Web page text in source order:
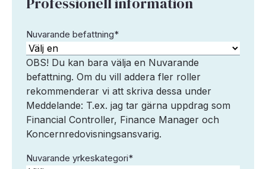
Nuvarande befattning*
OBS! Du kan bara välja en Nuvarande
befattning. Om du vill addera fler roller
rekommenderar vi att skriva dessa under
Meddelande: T.ex. jag tar gärna uppdrag som
Financial Controller, Finance Manager och
Koncernredovisningsansvarig.
Nuvarande yrkeskategori*